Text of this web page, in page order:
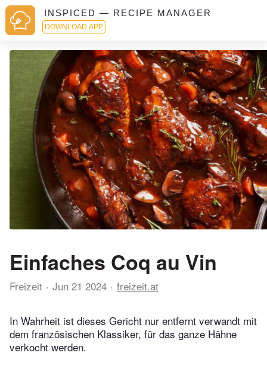
INSPICED — RECIPE MANAGER
DOWNLOAD APP
Einfaches Coq au Vin
Freizeit Jun 21 2024 freizeit.at
In Wahrheit ist dieses Gericht nur entfernt verwandt mit
dem französischen Klassiker, für das ganze Hähne
verkocht werden.